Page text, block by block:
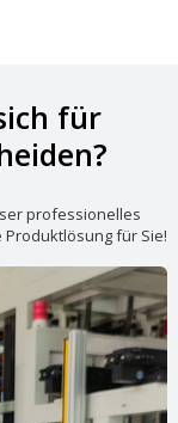
für
professionelles
für Sie!